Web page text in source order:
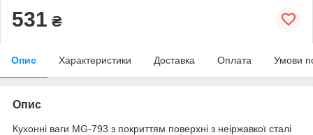
531 ₴
Опис Характеристики Доставка Оплата Умови
Опис
Кухонні ваги MG-793 з покриттям поверхні з неіржавкої сталі